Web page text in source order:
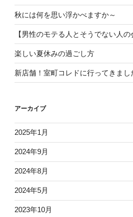
秋には何を思い浮かべますか～
【男性のモテる人とそうでない人の
楽しい夏休みの過ごし方
新店舗！室町コレドに行ってきまし
アーカイブ
2025年1月
2024年9月
2024年8月
2024年5月
2023年10月